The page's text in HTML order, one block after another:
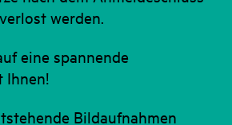
werden.
eine spannende
Ihnen!
Bildaufnahmen